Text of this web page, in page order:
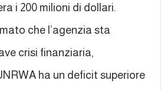
i 200 milioni di dollari.
che l’agenzia sta
crisi finanziaria,
ha un deficit superiore